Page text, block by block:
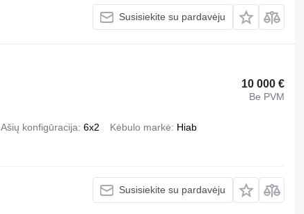
Susisiekite su pardavėju
10 000 €
Be PVM
Ašių konfigūracija 6x2 Kėbulo markė Hiab
Susisiekite su pardavėju